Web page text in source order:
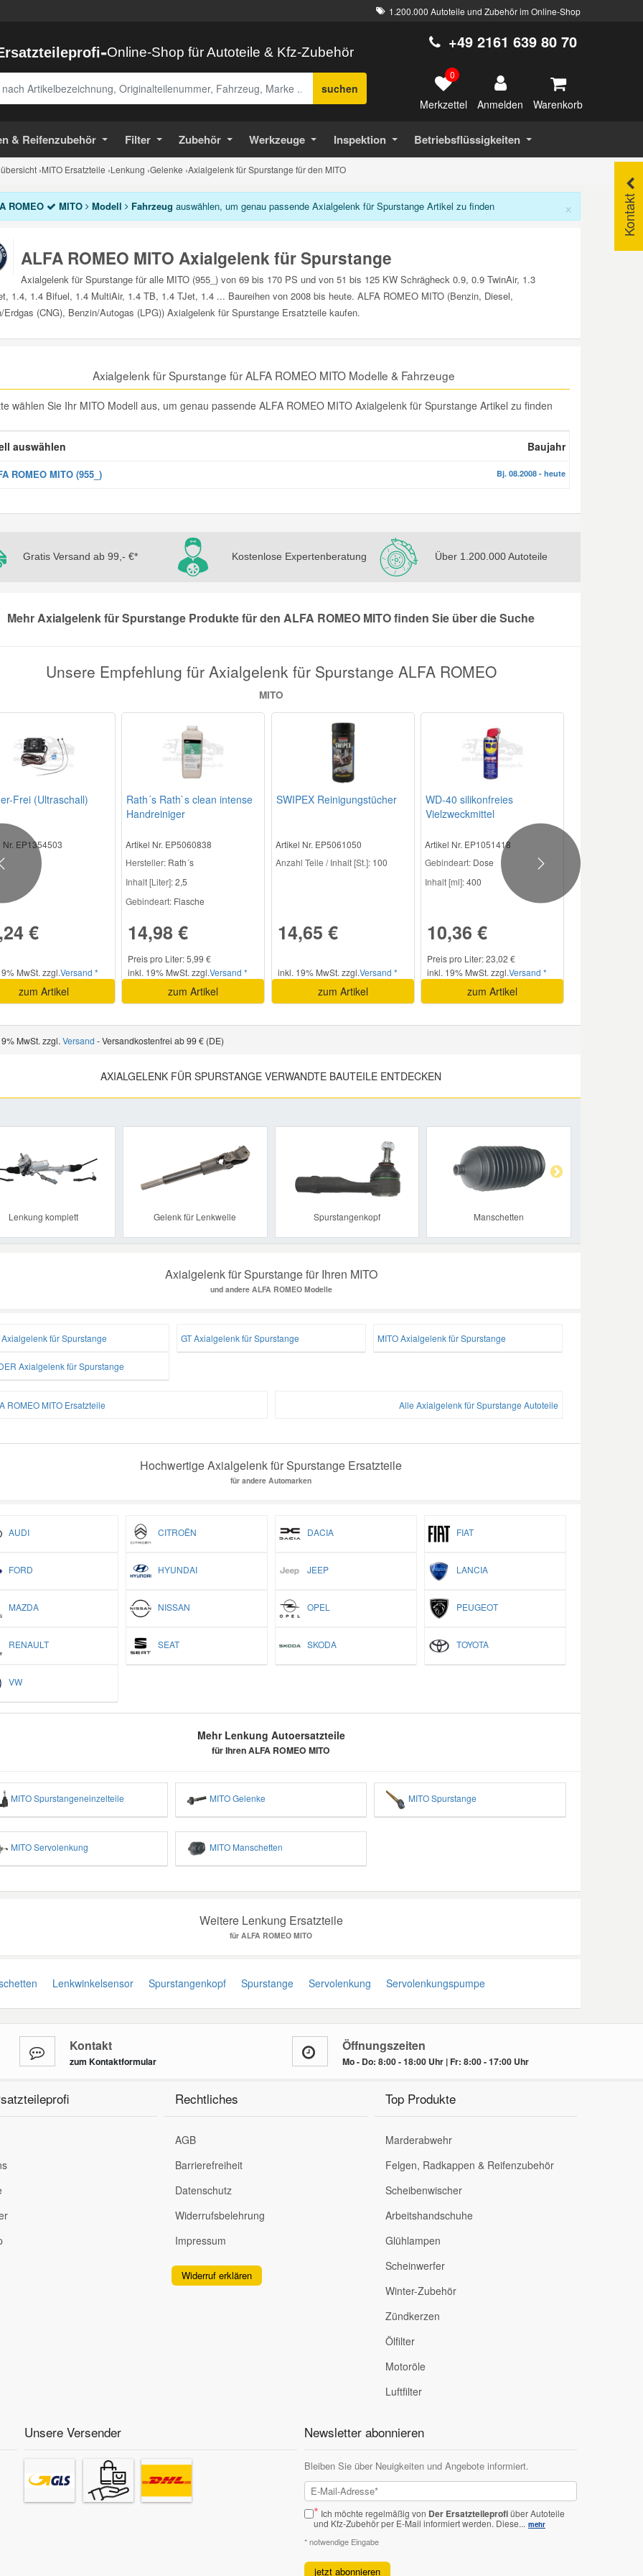
1.200.000 Autoteile und Zubehör im Online-Shop
-Online-Shop für Autoteile & Kfz-Zubehör
suchen
+49 2161 639 80 70
0
Merkzettel Anmelden Warenkorb
& Reifenzubehör Filter Zubehör Werkzeuge Inspektion Betriebsflüssigkeiten
›MITO Ersatzteile ›Lenkung ›Gelenke ›Axialgelenk für Spurstange für den MITO
Kontakt
×
ROMEO MITO Modell Fahrzeug auswählen, um genau passende Axialgelenk für Spurstange Artikel zu finden
ALFA ROMEO MITO Axialgelenk für Spurstange
Axialgelenk für Spurstange für alle MITO (955_) von 69 bis 170 PS und von 51 bis 125 KW Schrägheck 0.9, 0.9 TwinAir, 1.3
1.4, 1.4 Bifuel, 1.4 MultiAir, 1.4 TB, 1.4 TJet, 1.4 ... Baureihen von 2008 bis heute. ALFA ROMEO MITO (Benzin, Diesel,
Erdgas (CNG), Benzin/Autogas (LPG)) Axialgelenk für Spurstange Ersatzteile kaufen.
Axialgelenk für Spurstange für ALFA ROMEO MITO Modelle & Fahrzeuge
wählen Sie Ihr MITO Modell aus, um genau passende ALFA ROMEO MITO Axialgelenk für Spurstange Artikel zu finden
auswählen Baujahr
ROMEO MITO (955_) Bj. 08.2008 - heute
Gratis Versand ab 99,- €* Kostenlose Expertenberatung Über 1.200.000 Autoteile
Mehr Axialgelenk für Spurstange Produkte für den ALFA ROMEO MITO finden Sie über die Suche
Unsere Empfehlung für Axialgelenk für Spurstange ALFA ROMEO
MITO
Frei (Ultraschall)
Nr. EP1354503
€
MwSt. zzgl.Versand *
zum Artikel
Rath´s Rath`s clean intense
Handreiniger
Artikel Nr. EP5060838
Hersteller: Rath´s
Inhalt [Liter]:2,5
Gebindeart: Flasche
14,98 €
Preis pro Liter: 5,99 €
inkl. 19% MwSt. zzgl.Versand *
zum Artikel
SWIPEX Reinigungstücher
Artikel Nr. EP5061050
Anzahl Teile / Inhalt [St.]:100
14,65 €
inkl. 19% MwSt. zzgl.Versand *
zum Artikel
WD-40 silikonfreies
Vielzweckmittel
Artikel Nr. EP1051418
Gebindeart: Dose
Inhalt [ml]:400
10,36 €
Preis pro Liter: 23,02 €
inkl. 19% MwSt. zzgl.Versand *
zum Artikel
Previous Next
MwSt. zzgl. Versand - Versandkostenfrei ab 99 € (DE)
AXIALGELENK FÜR SPURSTANGE VERWANDTE BAUTEILE ENTDECKEN
Lenkung komplett Gelenk für Lenkwelle Spurstangenkopf Manschetten
Axialgelenk für Spurstange für Ihren MITO
und andere ALFA ROMEO Modelle
für Spurstange GT Axialgelenk für Spurstange MITO Axialgelenk für Spurstange
Axialgelenk für Spurstange
ROMEO MITO Ersatzteile Alle Axialgelenk für Spurstange Autoteile
Hochwertige Axialgelenk für Spurstange Ersatzteile
für andere Automarken
AUDI CITROËN DACIA FIAT
FORD HYUNDAI JEEP LANCIA
MAZDA NISSAN OPEL PEUGEOT
RENAULT SEAT SKODA TOYOTA
VW
Mehr Lenkung Autoersatzteile
für Ihren ALFA ROMEO MITO
MITO Spurstangeneinzelteile MITO Gelenke MITO Spurstange
MITO Servolenkung MITO Manschetten
Weitere Lenkung Ersatzteile
für ALFA ROMEO MITO
Lenkwinkelsensor Spurstangenkopf Spurstange Servolenkung Servolenkungspumpe
Kontakt
zum Kontaktformular
Öffnungszeiten
Mo - Do: 8:00 - 18:00 Uhr | Fr: 8:00 - 17:00 Uhr
Rechtliches
AGB
Barrierefreiheit
Datenschutz
Widerrufsbelehrung
Impressum
Widerruf erklären
Top Produkte
Marderabwehr
Felgen, Radkappen & Reifenzubehör
Scheibenwischer
Arbeitshandschuhe
Glühlampen
Scheinwerfer
Winter-Zubehör
Zündkerzen
Ölfilter
Motoröle
Luftfilter
Unsere Versender Newsletter abonnieren
Bleiben Sie über Neuigkeiten und Angebote informiert.
* Ich möchte regelmäßig von Der Ersatzteileprofiüber Autoteile
und Kfz-Zubehör per E-Mail informiert werden. Diese... mehr
* notwendige Eingabe
jetzt abonnieren